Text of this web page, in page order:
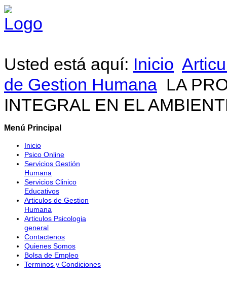
Usted está aquí: Inicio
de Gestion Humana LA
INTEGRAL EN EL
Menú Principal
Inicio
Psico Online
Servicios Gestión
Humana
Servicios Clinico
Educativos
Articulos de Gestion
Humana
Articulos Psicologia
general
Contactenos
Quienes Somos
Bolsa de Empleo
Terminos y Condiciones